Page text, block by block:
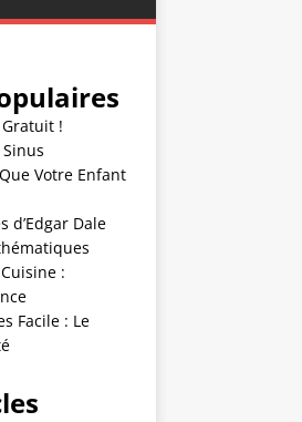
!
Votre Enfant
d’Edgar Dale
:
Facile : Le